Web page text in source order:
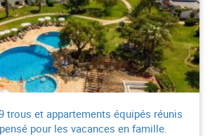
trous et appartements équipés réunis
pour les vacances en famille.